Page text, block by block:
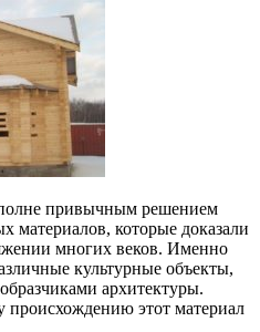
привычным решением
материалов, которые доказали
многих веков. Именно
культурные объекты,
архитектуры.
происхождению этот материал